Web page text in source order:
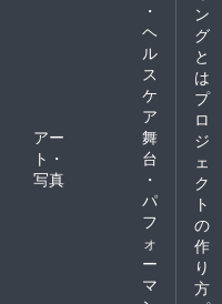
・
ヘ
ル
ス
ケ
ア
アー
ト・
写真
舞
台
・
パ
フ
ォ
ー
マ
ン
グ
と
は
プ
ロ
ジ
ェ
ク
ト
の
作
り
方